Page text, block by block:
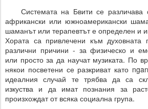
Системата на Бвити се различава
африкански или южноамерикански
шаманът или терапевтът е определен и
Хората са привлечени към духовната
различни причини - за физическо и
или просто за да научат музиката. По
някои посветени се разкриват като
идеалния случай те трябва да са
изкуства и да имат познания за
произхождат от всяка социална група.